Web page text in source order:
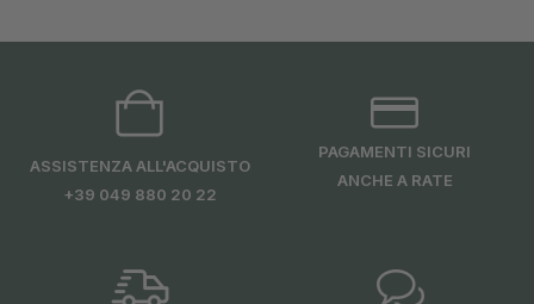
ASSISTENZA ALL'ACQUISTO
+39 049 880 20 22
PAGAMENTI SICURI
ANCHE A RATE